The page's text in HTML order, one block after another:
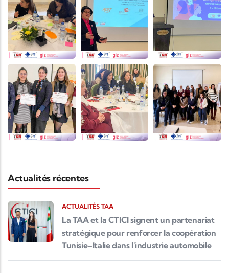
Actualités récentes
ACTUALITÉS TAA
La TAA et la CTICI signent un partenariat
stratégique pour renforcer la coopération
Tunisie–Italie dans l'industrie automobile